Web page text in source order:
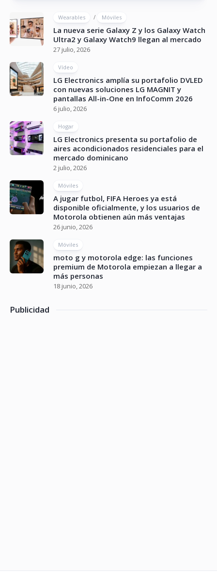
Wearables / Móviles
La nueva serie Galaxy Z y los Galaxy Watch
Ultra2 y Galaxy Watch9 llegan al mercado
27 julio, 2026
Vídeo
LG Electronics amplía su portafolio DVLED
con nuevas soluciones LG MAGNIT y
pantallas All-in-One en InfoComm 2026
6 julio, 2026
Hogar
LG Electronics presenta su portafolio de
aires acondicionados residenciales para el
mercado dominicano
2 julio, 2026
Móviles
A jugar futbol, FIFA Heroes ya está
disponible oficialmente, y los usuarios de
Motorola obtienen aún más ventajas
26 junio, 2026
Móviles
moto g y motorola edge: las funciones
premium de Motorola empiezan a llegar a
más personas
18 junio, 2026
Publicidad